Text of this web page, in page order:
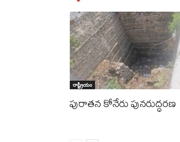
రాష్ట్రీయం
పురాత‌న కోనేరు పున‌రుద్ధ‌ర‌ణ